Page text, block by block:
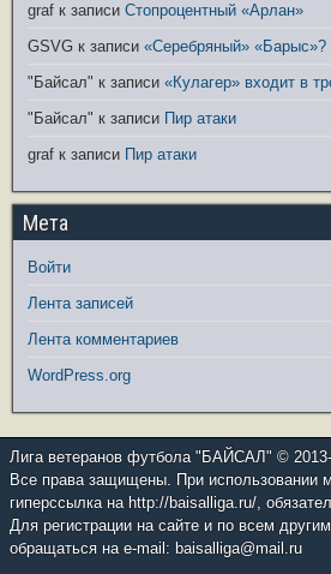
graf к записи Стопроцентный «Арлан»
GSVG к записи «Серебряный» «Барыс»?
"Байсал" к записи «Кулагер» входит в
"Байсал" к записи Пир атаки
graf к записи Пир атаки
Мета
Войти
Лента записей
Лента комментариев
WordPress.org
Лига ветеранов футбола "БАЙСАЛ" ©
Все права защищены. При использовании
гиперссылка на http://baisalliga.ru/,
Для регистрации на сайте и по всем
обращаться на e-mail: baisalliga@mail.ru